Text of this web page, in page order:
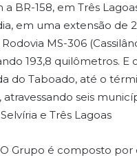
BR-158, em Três
em uma extensão de
MS-306
193,8 quilômetros.
do Taboado, até o
atravessando seis
e Três Lagoas
Grupo é composto